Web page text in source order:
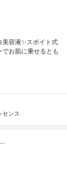
容液✨スポイト式
お肌に乗せるとも
センス
…